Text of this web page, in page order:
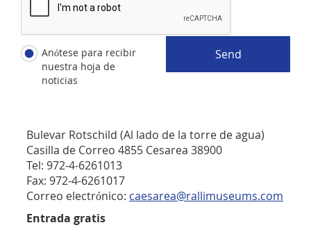
Anótese para recibir
nuestra hoja de
noticias
Send
Bulevar Rotschild (Al lado de la torre de agua)
Casilla de Correo 4855 Cesarea 38900
Tel: 972-4-6261013
Fax: 972-4-6261017
Correo electrónico: caesarea@rallimuseums.com
Entrada gratis